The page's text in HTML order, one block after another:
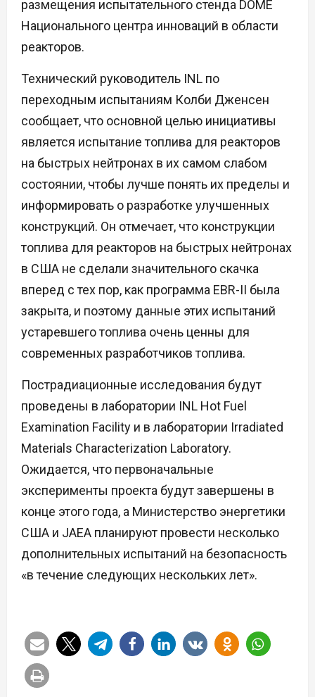
размещения испытательного стенда DOME
Национального центра инноваций в области
реакторов.
Технический руководитель INL по
переходным испытаниям Колби Дженсен
сообщает, что основной целью инициативы
является испытание топлива для реакторов
на быстрых нейтронах в их самом слабом
состоянии, чтобы лучше понять их пределы и
информировать о разработке улучшенных
конструкций. Он отмечает, что конструкции
топлива для реакторов на быстрых нейтронах
в США не сделали значительного скачка
вперед с тех пор, как программа EBR-II была
закрыта, и поэтому данные этих испытаний
устаревшего топлива очень ценны для
современных разработчиков топлива.
Пострадиационные исследования будут
проведены в лаборатории INL Hot Fuel
Examination Facility и в лаборатории Irradiated
Materials Characterization Laboratory.
Ожидается, что первоначальные
эксперименты проекта будут завершены в
конце этого года, а Министерство энергетики
США и JAEA планируют провести несколько
дополнительных испытаний на безопасность
«в течение следующих нескольких лет».